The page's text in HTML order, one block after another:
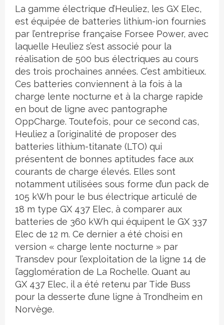
La gamme électrique d’Heuliez, les GX Elec,
est équipée de batteries lithium-ion fournies
par l’entreprise française Forsee Power, avec
laquelle Heuliez s’est associé pour la
réalisation de 500 bus électriques au cours
des trois prochaines années. C’est ambitieux.
Ces batteries conviennent à la fois à la
charge lente nocturne et à la charge rapide
en bout de ligne avec pantographe
OppCharge. Toutefois, pour ce second cas,
Heuliez a l’originalité de proposer des
batteries lithium-titanate (LTO) qui
présentent de bonnes aptitudes face aux
courants de charge élevés. Elles sont
notamment utilisées sous forme d’un pack de
105 kWh pour le bus électrique articulé de
18 m type GX 437 Elec, à comparer aux
batteries de 360 kWh qui équipent le GX 337
Elec de 12 m. Ce dernier a été choisi en
version « charge lente nocturne » par
Transdev pour l’exploitation de la ligne 14 de
l’agglomération de La Rochelle. Quant au
GX 437 Elec, il a été retenu par Tide Buss
pour la desserte d’une ligne à Trondheim en
Norvège.